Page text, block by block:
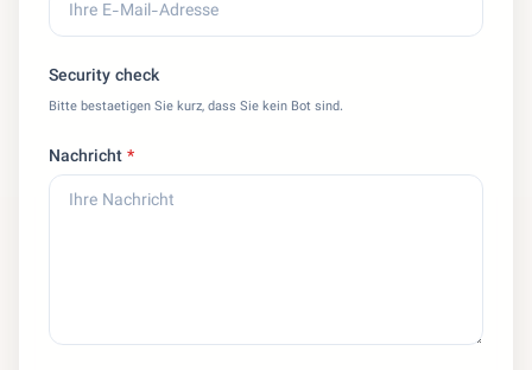
Security check
Bitte bestaetigen Sie kurz, dass Sie kein Bot sind.
Nachricht*